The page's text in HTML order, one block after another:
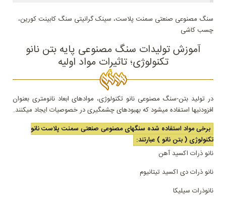
سنگ مصنوعی صنعتی سمنت پلاست، سینک گرانیتی سنگ کابینت کورین،
چسب کاشی
آموزش تولیدات سنگ مصنوعی پایه بتن نانو
تکنولوژی؛ تاثیرات مواد اولیه
در تولید بتن-سنگ مصنوعی نانو تکنولوژی، موادهای ابعاد نانومتری بعنوان
افزودنیها استفاده میشود که بهبودهای چشمگیری در خصوصیات ایجاد میکنند.
برخی مواد استفاده شده سنگهای مصنوعی صنعتی سمنت پلاست نانو
تکنولوژی ( بتن نانو ) عبارتند:
نانو ذرات اکسید آهن
نانو ذرات دی اکسید تیتانیوم
نانوذرات سیلیکا